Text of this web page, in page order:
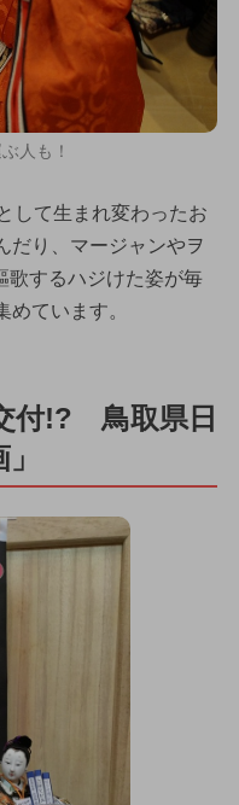
人も！
して生まれ変わったお
だり、マージャンやヲ
歌するハジけた姿が毎
ています。
付!? 鳥取県日